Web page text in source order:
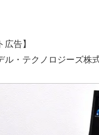
広告】
ル・テクノロジーズ株